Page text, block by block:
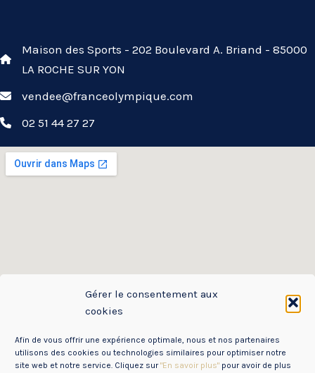
Gérer le consentement aux
cookies
Afin de vous offrir une expérience optimale, nous et nos partenaires
utilisons des cookies ou technologies similaires pour optimiser notre
site web et notre service. Cliquez sur"En savoir plus" pour avoir de plus
Maison des Sports - 202 Boulevard A. Briand - 85000
LA ROCHE SUR YON
vendee@franceolympique.com
02 51 44 27 27